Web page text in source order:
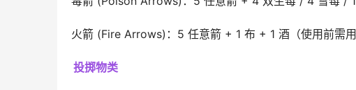
火箭 (Fire Arrows)：5 任意箭 + 1 布 + 1 酒（使用前需用
投掷物类